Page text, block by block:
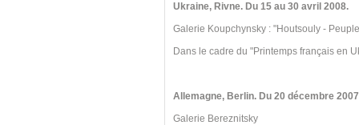
Ukraine, Rivne. Du 15 au 30 avril 2008.
Galerie Koupchynsky : "Houtsouly -
Dans le cadre du "Printemps français en
Allemagne, Berlin. Du 20 décembre
Galerie Bereznitsky